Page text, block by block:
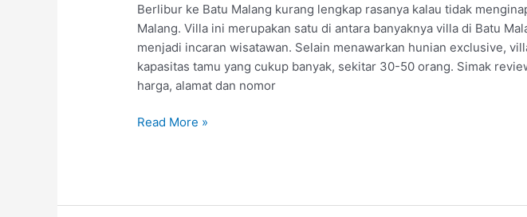
Berlibur ke Batu Malang kurang lengkap rasanya kalau tidak
Malang. Villa ini merupakan satu di antara banyaknya villa di Batu
menjadi incaran wisatawan. Selain menawarkan hunian exclusive,
kapasitas tamu yang cukup banyak, sekitar 30-50 orang. Simak
harga, alamat dan nomor
Villa
Batu
Read More »